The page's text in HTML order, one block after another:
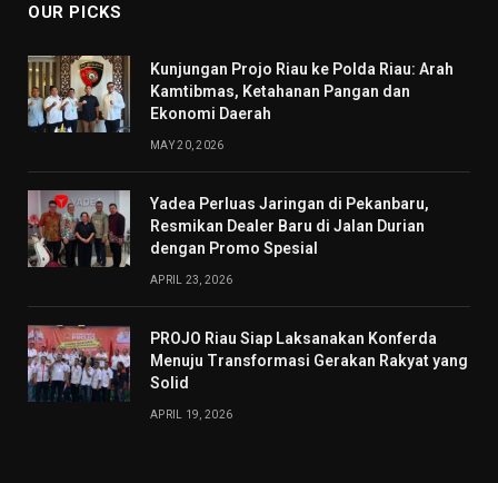
OUR PICKS
Kunjungan Projo Riau ke Polda Riau: Arah
Kamtibmas, Ketahanan Pangan dan
Ekonomi Daerah
MAY 20, 2026
Yadea Perluas Jaringan di Pekanbaru,
Resmikan Dealer Baru di Jalan Durian
dengan Promo Spesial
APRIL 23, 2026
PROJO Riau Siap Laksanakan Konferda
Menuju Transformasi Gerakan Rakyat yang
Solid
APRIL 19, 2026